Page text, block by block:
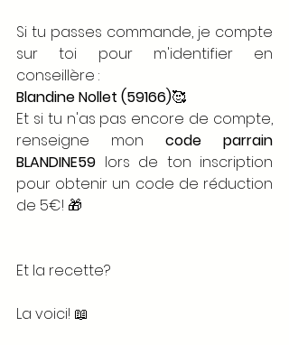
Si tu passes commande, je compte
sur toi pour m'identifier en
conseillère :
Blandine Nollet (59166)🥰
Et si tu n'as pas encore de compte,
renseigne mon code parrain
BLANDINE59 lors de ton inscription
pour obtenir un code de réduction
de 5€! 🎁
Et la recette?
La voici! 📖